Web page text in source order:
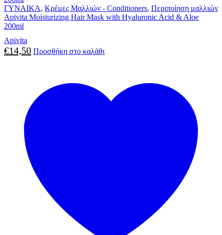
ΓΥΝΑΙΚΑ, Κρέμες Μαλλιών - Conditioners, Περιποίηση μαλλιών
Apivita Moisturizing Hair Mask with Hyaluronic Acid & Aloe
200ml
Apivita
€14,50 Προσθήκη στο καλάθι